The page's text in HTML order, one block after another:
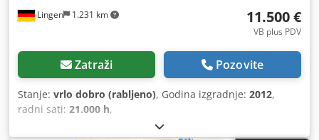
Lingen 1.231 km 11.500 €
VB plus PDV
Zatraži Pozovite
Stanje: vrlo dobro (rabljeno), Godina izgradnje: 2012,
radni sati: 21.000 h,